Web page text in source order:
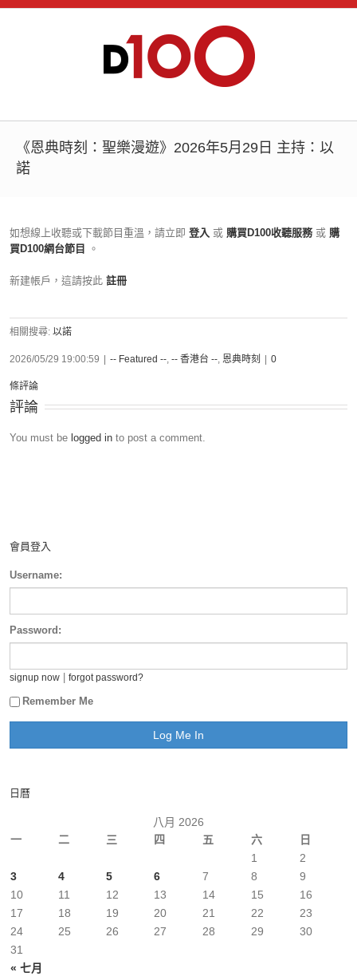
《恩典時刻：聖樂漫遊》2026年5月29日 主持：以
諾
如想線上收聽或下載節目重溫，請立即 登入 或 購買D100收聽服務 或 購
買D100網台節目
。
新建帳戶，這請按此 註冊
相關搜尋: 以諾
2026/05/29 19:00:59 -- Featured --, -- 香港台 --, 恩典時刻 0
條評論
評論
You must be logged in to post a comment.
會員登入
Username:
Password:
signup now forgot password?
Remember Me
日曆
八月 2026
一
二 三 四 五 六 日
« 七月
1
2
3
4 5 6 7 8
9
10
11 12 13 14 15
16
17
18 19 20 21 22
23
24
25 26 27 28 29
30
31